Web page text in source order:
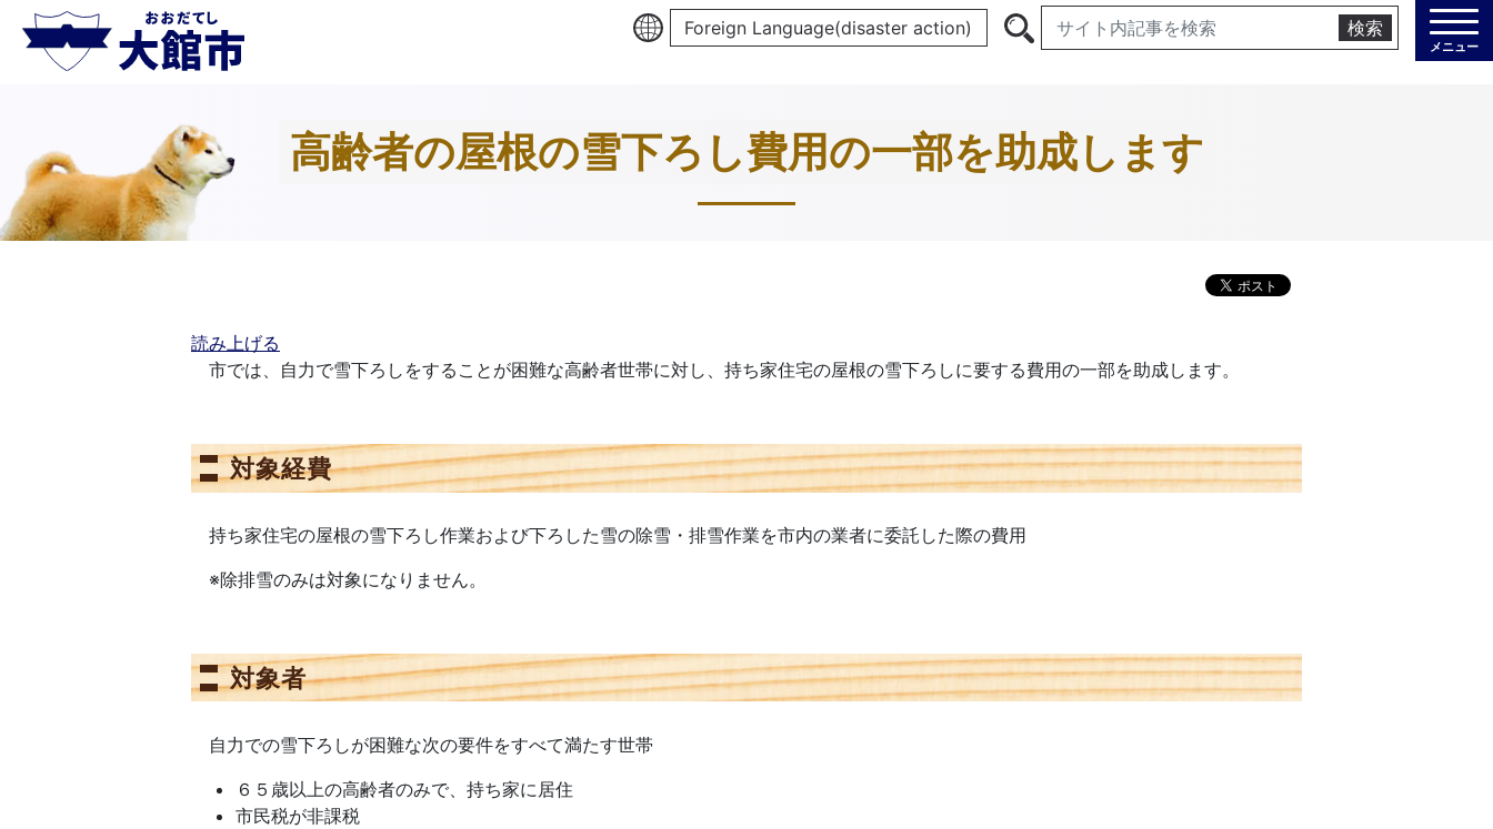
Foreign Language(disaster action) 検索
メニュー
高齢者の屋根の雪下ろし費用の一部を助成します
読み上げる
市では、自力で雪下ろしをすることが困難な高齢者世帯に対し、持ち家住宅の屋根の雪下ろしに要する費用の一部を助成します。
対象経費
持ち家住宅の屋根の雪下ろし作業および下ろした雪の除雪・排雪作業を市内の業者に委託した際の費用
※除排雪のみは対象になりません。
対象者
自力での雪下ろしが困難な次の要件をすべて満たす世帯
６５歳以上の高齢者のみで、持ち家に居住
市民税が非課税